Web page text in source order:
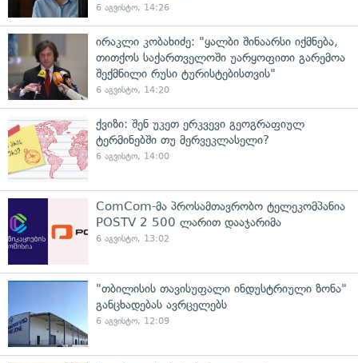
6 აგვისტო, 14:26
ირაკლი კობახიძე: "ყალბი შინაარსი იქმნება,
თითქოს საქართველოში უარყოფითი გარემოა
შექმნილი რუსი ტურისტებისთვის"
6 აგვისტო, 14:20
ქვიზი: შენ უკეთ ერკვევი გეოგრაფიულ
ტერმინებში თუ მერვეკლასელი?
6 აგვისტო, 14:00
ComCom-მა პროსამთავრობო ტელეკომპანია
POSTV 2 500 ლარით დააჯარიმა
6 აგვისტო, 13:02
"თბილისის თავისუფალი ინდუსტრიული ზონა"
განცხადებას ავრცელებს
6 აგვისტო, 12:09